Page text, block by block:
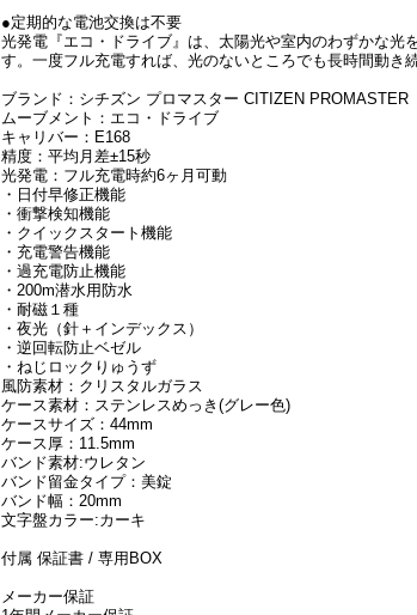
●定期的な電池交換は不要
光発電『エコ・ドライブ』は、太陽光や室内のわずかな
す。一度フル充電すれば、光のないところでも長時間動き
ブランド：シチズン プロマスター CITIZEN PROMASTER
ムーブメント：エコ・ドライブ
キャリバー：E168
精度：平均月差±15秒
光発電：フル充電時約6ヶ月可動
・日付早修正機能
・衝撃検知機能
・クイックスタート機能
・充電警告機能
・過充電防止機能
・200m潜水用防水
・耐磁１種
・夜光（針＋インデックス）
・逆回転防止ベゼル
・ねじロックりゅうず
風防素材：クリスタルガラス
ケース素材：ステンレスめっき(グレー色)
ケースサイズ：44mm
ケース厚：11.5mm
バンド素材:ウレタン
バンド留金タイプ：美錠
バンド幅：20mm
文字盤カラー:カーキ
付属 保証書 / 専用BOX
メーカー保証